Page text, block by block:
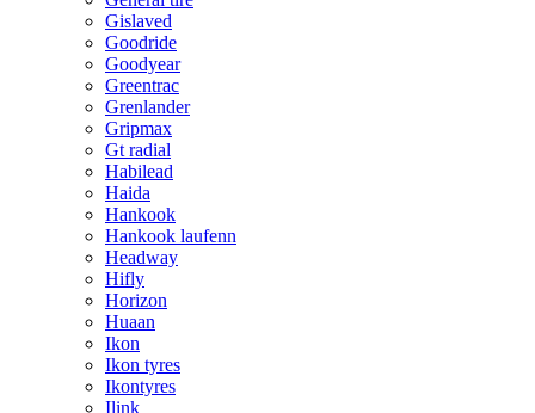
Gislaved
Goodride
Goodyear
Greentrac
Grenlander
Gripmax
Gt radial
Habilead
Haida
Hankook
Hankook laufenn
Headway
Hifly
Horizon
Huaan
Ikon
Ikon tyres
Ikontyres
Ilink